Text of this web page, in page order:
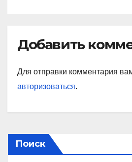
Добавить
Для отправки комментария
авторизоваться.
Поиск